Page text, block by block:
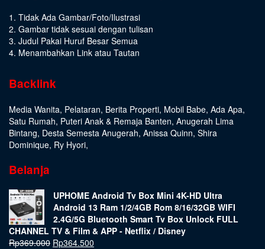
1. Tidak Ada Gambar/Foto/Ilustrasi
2. Gambar tidak sesuai dengan tulisan
3. Judul Pakai Huruf Besar Semua
4. Menambahkan Link atau Tautan
Backlink
Media Wanita, Pelataran, Berita Properti, Mobil Babe, Ada Apa,
Satu Rumah, Puteri Anak & Remaja Banten, Anugerah Lima
Bintang, Desta Semesta Anugerah, Anissa Quinn, Shira
Dominique, Ry Hyori,
Belanja
UPHOME Android Tv Box Mini 4K-HD Ultra
Android 13 Ram 1/2/4GB Rom 8/16/32GB WIFI
2.4G/5G Bluetooth Smart Tv Box Unlock FULL
CHANNEL TV & Film & APP - Netflix / Disney
Rp369.000 Rp364.500